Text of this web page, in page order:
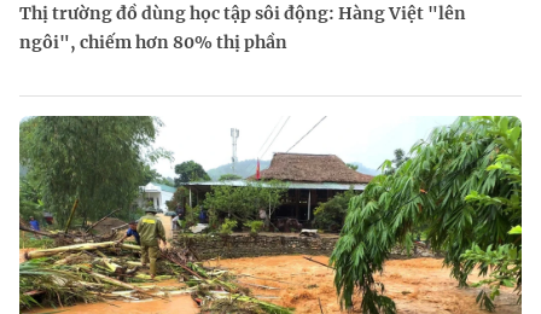
Thị trường đồ dùng học tập sôi động: Hàng Việt "lên
ngôi", chiếm hơn 80% thị phần